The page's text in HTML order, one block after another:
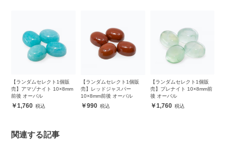
【ランダムセレクト1個販
売】アマゾナイト 10×8mm
前後 オーバル
1,760
【ランダムセレクト1個販
売】レッドジャスパー
10×8mm前後 オーバル
990
【ランダムセレクト1個販
売】プレナイト 10×8mm前
後 オーバル
1,760
関連する記事